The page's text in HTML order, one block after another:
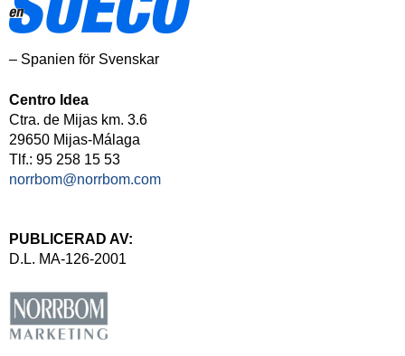
– Spanien för Svenskar
Centro Idea
Ctra. de Mijas km. 3.6
29650 Mijas-Málaga
Tlf.: 95 258 15 53
norrbom@norrbom.com
PUBLICERAD AV:
D.L. MA-126-2001